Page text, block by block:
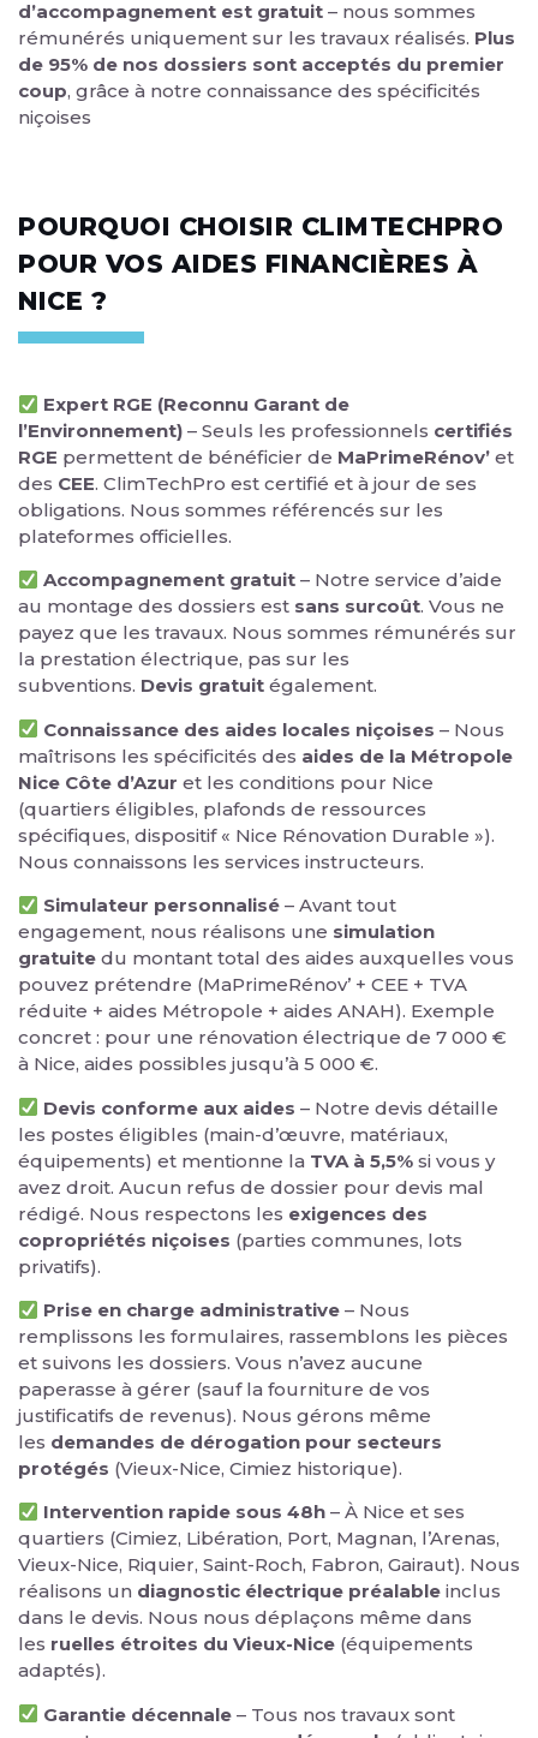
d’accompagnement est gratuit – nous sommes
rémunérés uniquement sur les travaux réalisés. Plus
de 95% de nos dossiers sont acceptés du premier
coup, grâce à notre connaissance des spécificités
niçoises
POURQUOI CHOISIR CLIMTECHPRO
POUR VOS AIDES FINANCIÈRES À
NICE ?
Expert RGE (Reconnu Garant de
l’Environnement) – Seuls les professionnels certifiés
RGE permettent de bénéficier de MaPrimeRénov’ et
des CEE. ClimTechPro est certifié et à jour de ses
obligations. Nous sommes référencés sur les
plateformes officielles.
Accompagnement gratuit – Notre service d’aide
au montage des dossiers est sans surcoût. Vous ne
payez que les travaux. Nous sommes rémunérés sur
la prestation électrique, pas sur les
subventions. Devis gratuit également.
Connaissance des aides locales niçoises – Nous
maîtrisons les spécificités des aides de la Métropole
Nice Côte d’Azur et les conditions pour Nice
(quartiers éligibles, plafonds de ressources
spécifiques, dispositif « Nice Rénovation Durable »).
Nous connaissons les services instructeurs.
Simulateur personnalisé – Avant tout
engagement, nous réalisons une simulation
gratuite du montant total des aides auxquelles vous
pouvez prétendre (MaPrimeRénov’ + CEE + TVA
réduite + aides Métropole + aides ANAH). Exemple
concret : pour une rénovation électrique de 7 000 €
à Nice, aides possibles jusqu’à 5 000 €.
Devis conforme aux aides – Notre devis détaille
les postes éligibles (main-d’œuvre, matériaux,
équipements) et mentionne la TVA à 5,5% si vous y
avez droit. Aucun refus de dossier pour devis mal
rédigé. Nous respectons les exigences des
copropriétés niçoises (parties communes, lots
privatifs).
Prise en charge administrative – Nous
remplissons les formulaires, rassemblons les pièces
et suivons les dossiers. Vous n’avez aucune
paperasse à gérer (sauf la fourniture de vos
justificatifs de revenus). Nous gérons même
les demandes de dérogation pour secteurs
protégés (Vieux-Nice, Cimiez historique).
Intervention rapide sous 48h – À Nice et ses
quartiers (Cimiez, Libération, Port, Magnan, l’Arenas,
Vieux-Nice, Riquier, Saint-Roch, Fabron, Gairaut). Nous
réalisons un diagnostic électrique préalable inclus
dans le devis. Nous nous déplaçons même dans
les ruelles étroites du Vieux-Nice (équipements
adaptés).
Garantie décennale – Tous nos travaux sont